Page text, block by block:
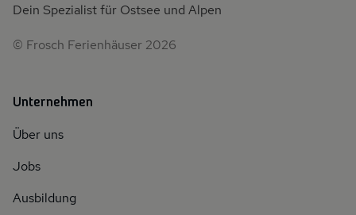
Dein Spezialist für Ostsee und Alpen
© Frosch Ferienhäuser 2026
Unternehmen
Über uns
Jobs
Ausbildung